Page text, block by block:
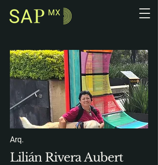
Arq.
Lilián Rivera Aubert